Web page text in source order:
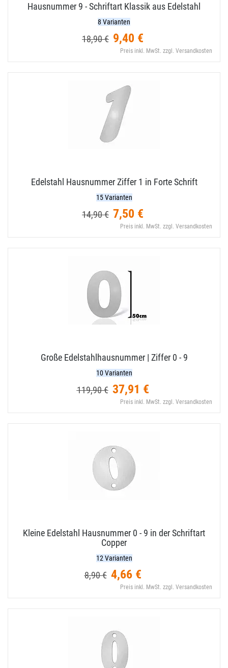
Hausnummer 9 - Schriftart Klassik aus Edelstahl
8 Varianten
18,90 € 9,40 €
Preis inkl. MwSt. zzgl. Versandkosten
Edelstahl Hausnummer Ziffer 1 in Forte Schrift
15 Varianten
14,90 € 7,50 €
Preis inkl. MwSt. zzgl. Versandkosten
Große Edelstahlhausnummer | Ziffer 0 - 9
10 Varianten
119,90 € 37,91 €
Preis inkl. MwSt. zzgl. Versandkosten
Kleine Edelstahl Hausnummer 0 - 9 in der Schriftart
Copper
12 Varianten
8,90 € 4,66 €
Preis inkl. MwSt. zzgl. Versandkosten